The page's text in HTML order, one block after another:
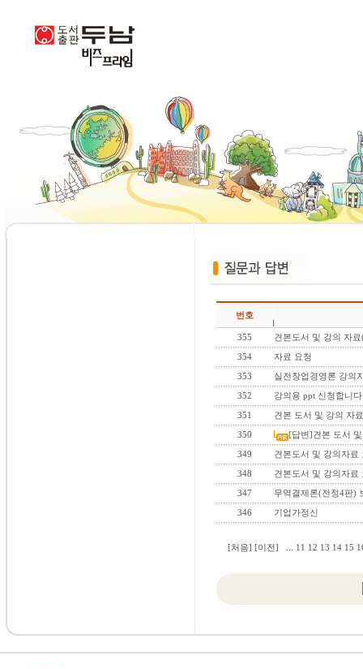
번호
355
견본도서 및 강의 자
354
자료 요청
353
실전창업경영론 강의
352
강의용 ppt 신청합니
351
견본 도서 및 강의 자
350
[답변]견본 도서
349
견본도서 및 강의자료
348
견본도서 및 강의자료
347
무역결제론(전정4판)
346
기업가정신
[처음] [이전] 11 12 13 14 15